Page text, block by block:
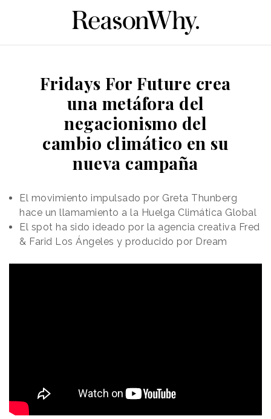
Fridays For Future crea
una metáfora del
negacionismo del
cambio climático en su
nueva campaña
El movimiento impulsado por Greta Thunberg
hace un llamamiento a la Huelga Climática Global
El spot ha sido ideado por la agencia creativa Fred
& Farid Los Ángeles y producido por Dream